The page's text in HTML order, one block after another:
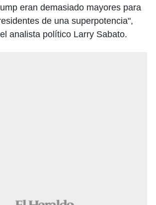
eran demasiado mayores para
de una superpotencia",
analista político Larry Sabato.